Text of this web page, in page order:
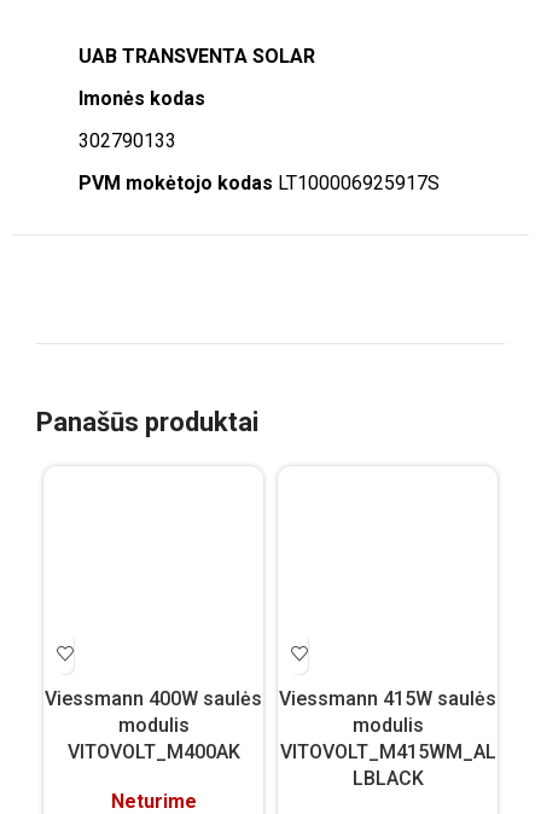
UAB TRANSVENTA SOLAR
Imonės kodas
302790133
PVM mokėtojo kodas LT100006925917S
Panašūs produktai
Viessmann 400W saulės
modulis
VITOVOLT_M400AK
Neturime
Viessmann 415W saulės
modulis
VITOVOLT_M415WM_AL
LBLACK